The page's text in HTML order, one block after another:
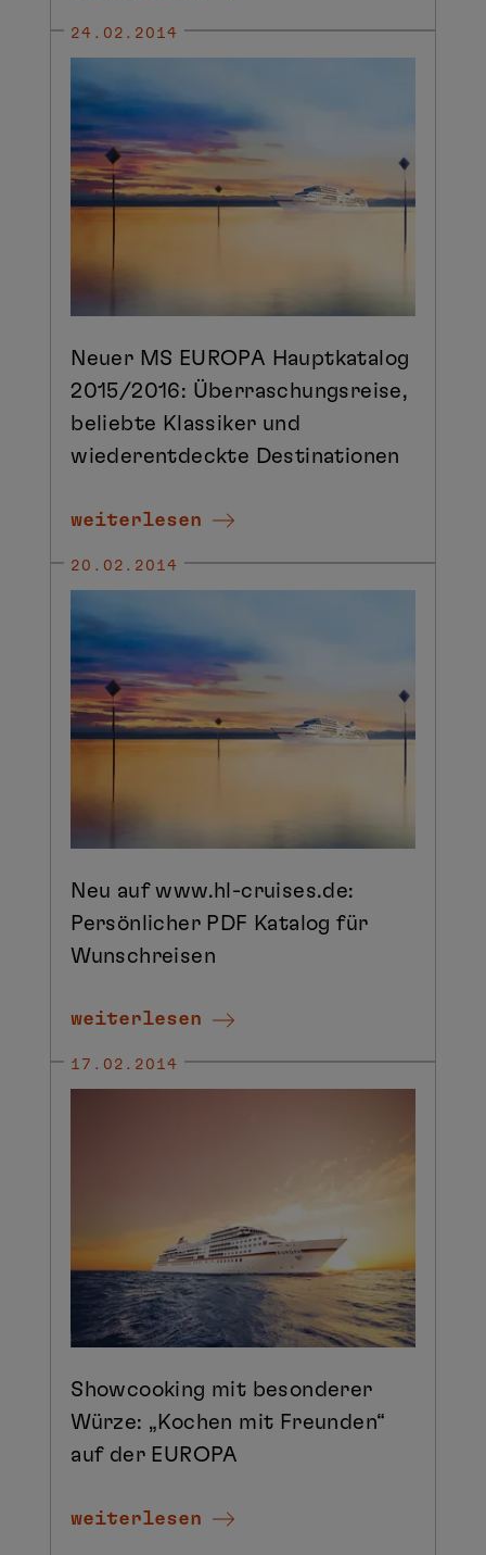
Neuer MS EUROPA Hauptkatalog
2015/2016: Überraschungsreise,
beliebte Klassiker und
wiederentdeckte Destinationen
weiterlesen
24.02.2014
Neu auf www.hl-cruises.de:
Persönlicher PDF Katalog für
Wunschreisen
weiterlesen
20.02.2014
Showcooking mit besonderer
Würze: „Kochen mit Freunden“
auf der EUROPA
weiterlesen
17.02.2014